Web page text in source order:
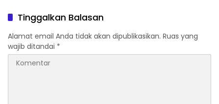
Lapor
Tinggalkan Balasan
Alamat email Anda tidak akan dipublikasikan. Ruas yang
wajib ditandai *